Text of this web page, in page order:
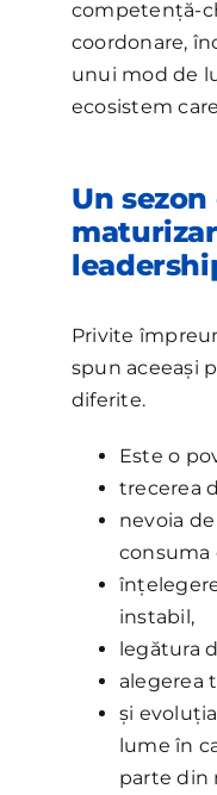
competență-
coordonare,
unui mod de
ecosistem
Un
Privite
spun aceeași
diferite.
Este o
trecerea
nevoia
consuma
instabil,
legătura
alegerea
și
lume în
parte din